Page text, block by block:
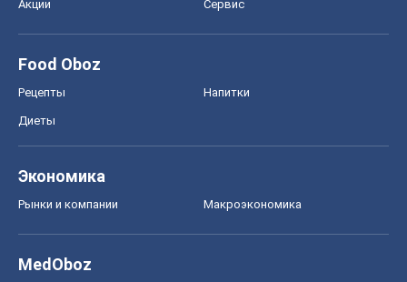
Акции Сервис
Food Oboz
Рецепты Напитки
Диеты
Экономика
Рынки и компании Mакроэкономика
MedOboz